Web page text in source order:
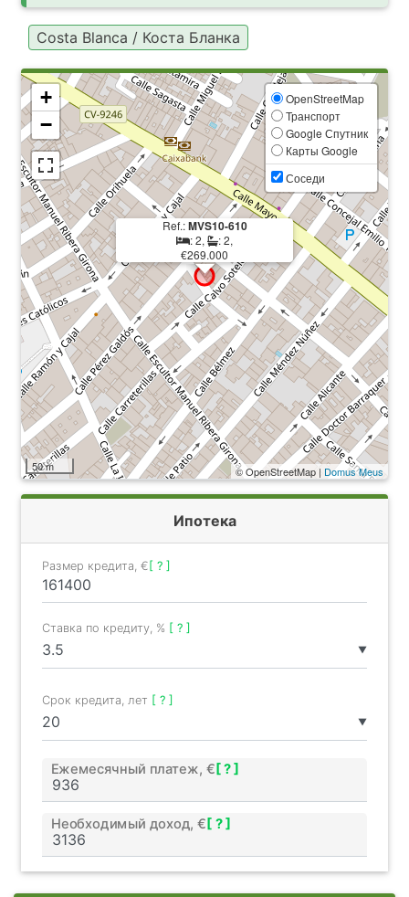
Costa Blanca / Коста Бланка
Ref.:MVS10-610
: 2,
: 2,
€269.000
+
−
OpenStreetMap
Транспорт
Google Спутник
Карты Google
Соседи
50 m © OpenStreetMap | Domus Meus
Ипотека
Размер кредита, €[ ? ]
▼
Ставка по кредиту, % [ ? ]
▼
Срок кредита, лет [ ? ]
Ежемесячный платеж, € [ ? ]
Необходимый доход, € [ ? ]